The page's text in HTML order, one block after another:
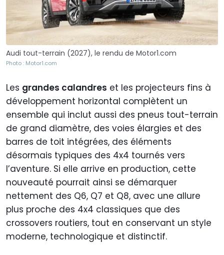
Audi tout-terrain (2027), le rendu de Motor1.com
Photo : Motor1.com
Les grandes calandres et les projecteurs fins à
développement horizontal complètent un
ensemble qui inclut aussi des pneus tout-terrain
de grand diamètre, des voies élargies et des
barres de toit intégrées, des éléments
désormais typiques des 4x4 tournés vers
l’aventure. Si elle arrive en production, cette
nouveauté pourrait ainsi se démarquer
nettement des Q6, Q7 et Q8, avec une allure
plus proche des 4x4 classiques que des
crossovers routiers, tout en conservant un style
moderne, technologique et distinctif.